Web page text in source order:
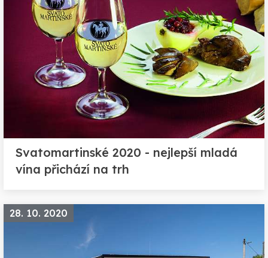
Svatomartinské 2020 - nejlepší mladá
vína přichází na trh
28. 10. 2020